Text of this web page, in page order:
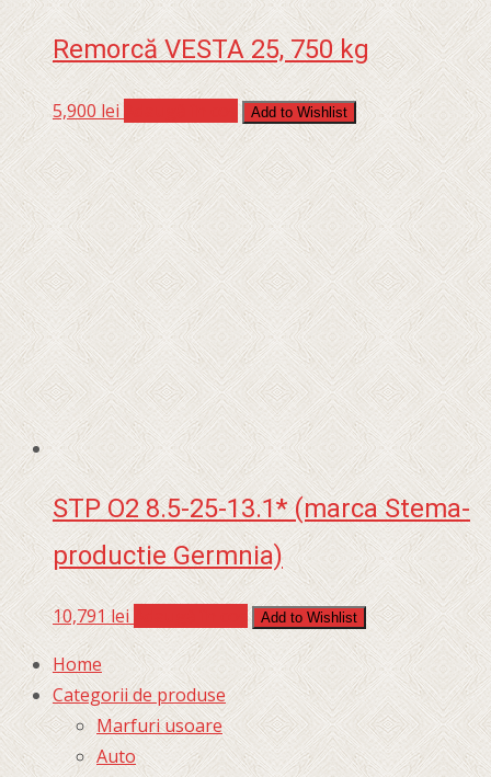
Remorcă VESTA 25, 750 kg
5,900lei Add to Wishlist
STP O2 8.5-25-13.1* (marca Stema-
productie Germnia)
10,791lei Add to Wishlist
Home
Categorii de produse
Marfuri usoare
Auto